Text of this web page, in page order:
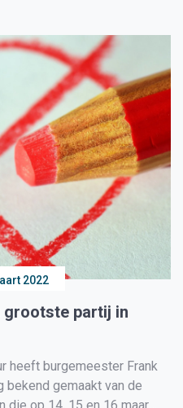
2022
grootste partij in
heeft burgemeester Frank
gemaakt van de